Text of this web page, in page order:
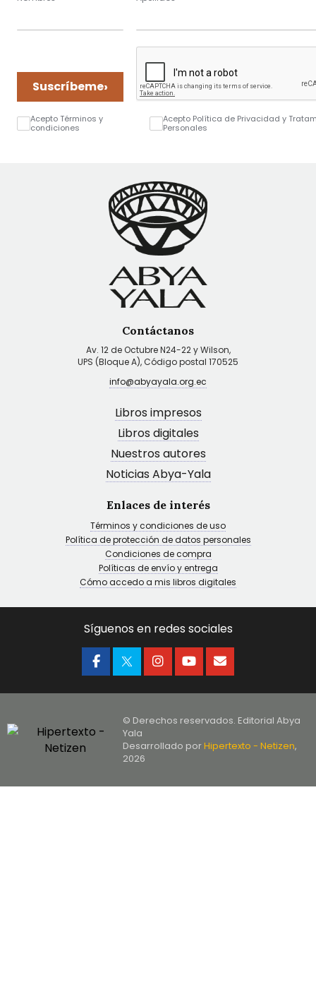
Suscríbeme›
Acepto Términos y
condiciones
Acepto Política de Privacidad y
Personales
Contáctanos
Av. 12 de Octubre N24-22 y Wilson,
UPS (Bloque A), Código postal 170525
info@abyayala.org.ec
Libros impresos
Libros digitales
Nuestros autores
Noticias Abya-Yala
Enlaces de interés
Términos y condiciones de uso
Política de protección de datos personales
Condiciones de compra
Políticas de envío y entrega
Cómo accedo a mis libros digitales
Síguenos en redes sociales
© Derechos reservados. Editorial Abya
Yala
Desarrollado porHipertexto - Netizen,
2026